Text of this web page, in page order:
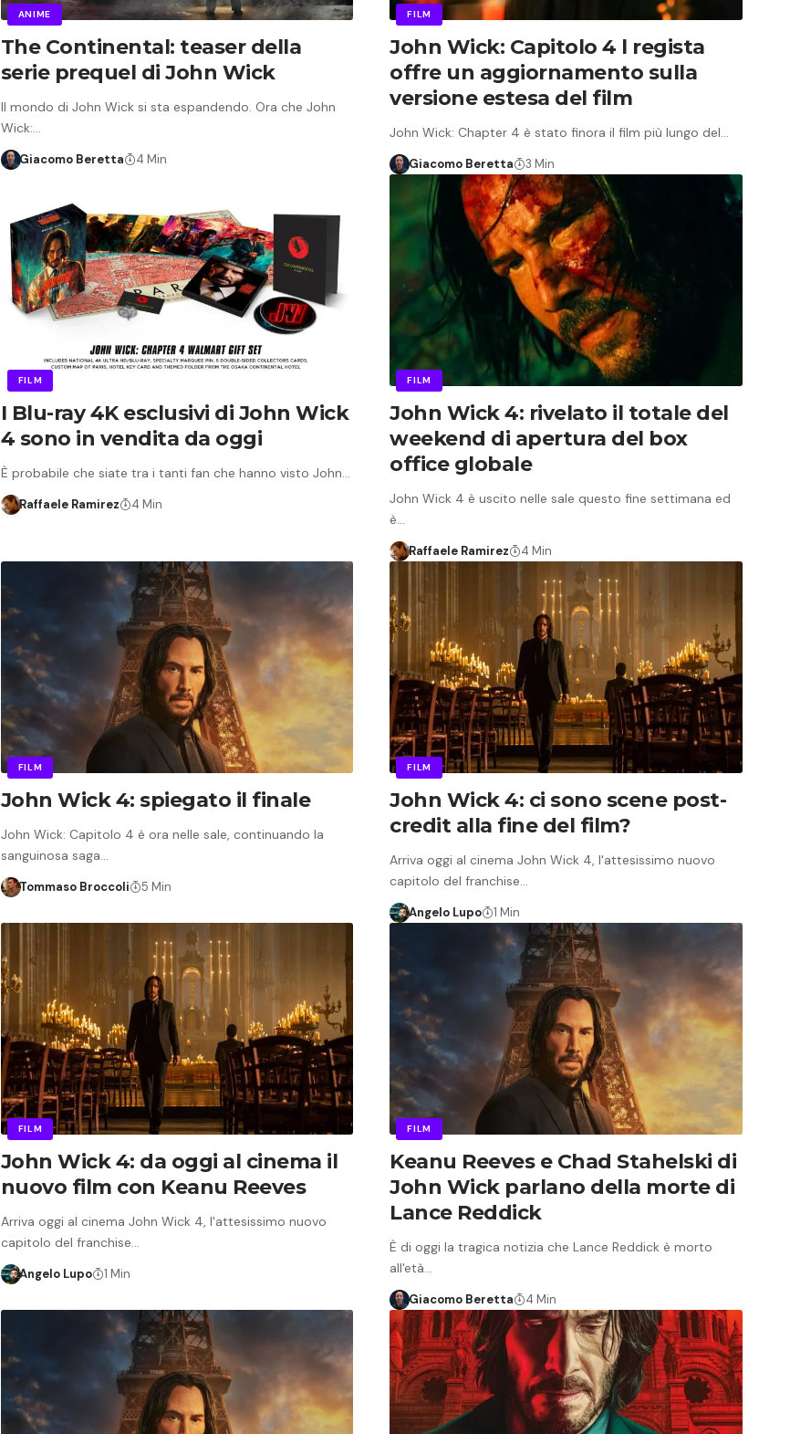
ANIME
The Continental: teaser della
serie prequel di John Wick
Il mondo di John Wick si sta espandendo. Ora che John
Wick:…
Giacomo Beretta 4 Min
FILM
John Wick: Capitolo 4 l regista
offre un aggiornamento sulla
versione estesa del film
John Wick: Chapter 4 è stato finora il film più lungo del…
Giacomo Beretta 3 Min
FILM
I Blu-ray 4K esclusivi di John Wick
4 sono in vendita da oggi
È probabile che siate tra i tanti fan che hanno visto John…
Raffaele Ramirez 4 Min
FILM
John Wick 4: rivelato il totale del
weekend di apertura del box
office globale
John Wick 4 è uscito nelle sale questo fine settimana ed
è…
Raffaele Ramirez 4 Min
FILM
John Wick 4: spiegato il finale
John Wick: Capitolo 4 è ora nelle sale, continuando la
sanguinosa saga…
Tommaso Broccoli 5 Min
FILM
John Wick 4: ci sono scene post-
credit alla fine del film?
Arriva oggi al cinema John Wick 4, l'attesissimo nuovo
capitolo del franchise…
Angelo Lupo 1 Min
FILM
John Wick 4: da oggi al cinema il
nuovo film con Keanu Reeves
Arriva oggi al cinema John Wick 4, l'attesissimo nuovo
capitolo del franchise…
Angelo Lupo 1 Min
FILM
Keanu Reeves e Chad Stahelski di
John Wick parlano della morte di
Lance Reddick
È di oggi la tragica notizia che Lance Reddick è morto
all'età…
Giacomo Beretta 4 Min